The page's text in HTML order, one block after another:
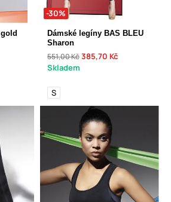
-30%
Dámské legíny BAS BLEU
Sharon
551,00 Kč385,70 Kč
Skladem
S